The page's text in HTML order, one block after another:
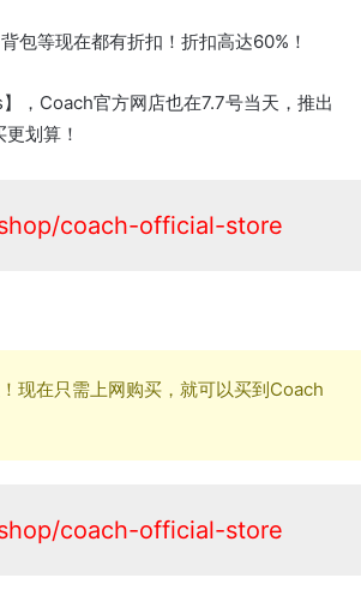
包等现在都有折扣！折扣高达60%！
，Coach官方网店也在7.7号当天，推出
划算！
coach-official-store
现在只需上网购买，就可以买到Coach
coach-official-store